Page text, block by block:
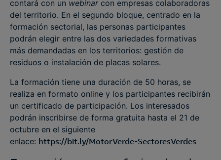
contará con un webinar con empresas colaboradoras
del territorio. En el segundo bloque, centrado en la
formación sectorial, las personas participantes
podrán elegir entre las dos variedades formativas
más demandadas en los territorios: gestión de
residuos o instalación de placas solares.
La formación tiene una duración de 50 horas, se
realiza en formato online y los participantes recibirán
un certificado de participación. Los interesados
podrán inscribirse de forma gratuita hasta el 21 de
octubre en el siguiente
enlace: https://bit.ly/MotorVerde-SectoresVerdes